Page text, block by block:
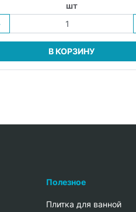
шт
В КОРЗИНУ
Полезное
Плитка для ванной